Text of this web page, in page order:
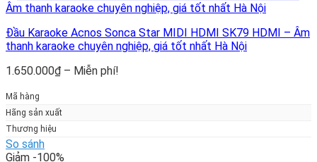
Đầu Karaoke Acnos Sonca Star MIDI HDMI SK79 HDMI – Âm
thanh karaoke chuyên nghiệp, giá tốt nhất Hà Nội
1.650.000₫ – Miễn phí!
Mã hàng
Hãng sản xuất
Thương hiệu
So sánh
Giảm -100%